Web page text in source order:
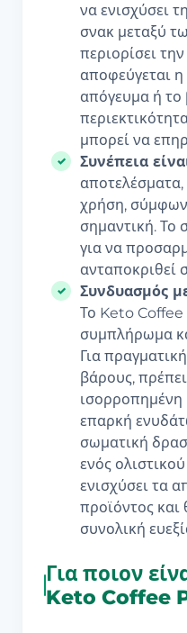
να ενισχύσει
σνακ μεταξύ
περιορίσει
αποφεύγεται
απόγευμα ή
μπορεί να
Συνέπεια
αποτελέσματα,
χρήση,
σημαντική. Το
για να
ανταποκριθεί
Συνδυασμός
Το Keto Coffee
συμπλήρωμα
Για
βάρους,
ισορροπημένη
επαρκή
σωματική
ενός
ενισχύσει τα
προϊόντος και
συνολική
Για ποιον
Keto Coffee